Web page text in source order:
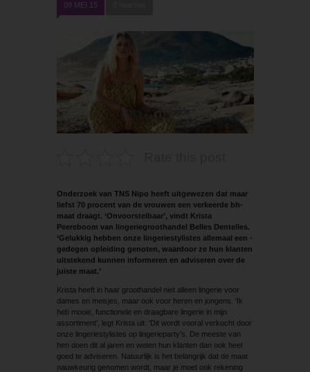
09 MEI 15
Onderzoek van TNS Nipo heeft uitgewezen dat maar
liefst 70 procent van de vrouwen een verkeerde bh-
maat draagt. ‘Onvoorstelbaar’, vindt Krista
Peereboom van lingerie­groothandel Belles Dentelles.
‘Gelukkig hebben onze lingeriestylistes allemaal een ­
gedegen opleiding genoten, waardoor ze hun klanten
uitstekend kunnen informeren en adviseren over de
juiste maat.’
Krista heeft in haar groothandel niet alleen lingerie voor
dames en meisjes, maar ook voor heren en jongens. ‘Ik
heb mooie, functionele en draagbare lingerie in mijn
assortiment’, legt Krista uit. ‘Dit wordt vooral verkocht door
onze lingeriestylistes op lingerieparty’s. De meeste van
hen doen dit al jaren en weten hun klanten dan ook heel
goed te adviseren. Natuurlijk is het belangrijk dat de maat
nauwkeurig genomen wordt, maar je moet ook rekening